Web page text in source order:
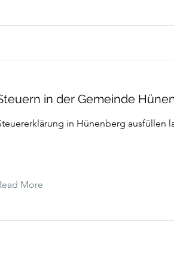
in der Gemeinde
in Hünenberg ausfüllen
More